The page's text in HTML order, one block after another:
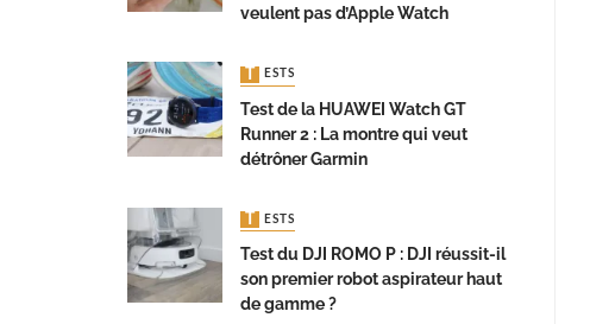
veulent pas d’Apple Watch
TESTS
Test de la HUAWEI Watch GT
Runner 2 : La montre qui veut
détrôner Garmin
TESTS
Test du DJI ROMO P : DJI réussit-il
son premier robot aspirateur haut
de gamme ?